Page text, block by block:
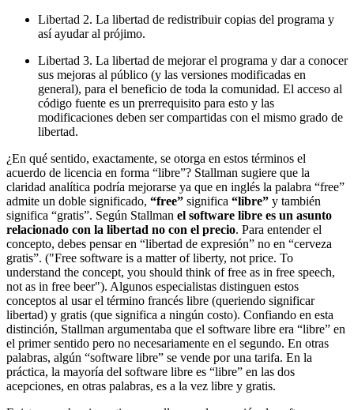
Libertad 2. La libertad de redistribuir copias del programa y
así ayudar al prójimo.
Libertad 3. La libertad de mejorar el programa y dar a conocer
sus mejoras al público (y las versiones modificadas en
general), para el beneficio de toda la comunidad. El acceso al
código fuente es un prerrequisito para esto y las
modificaciones deben ser compartidas con el mismo grado de
libertad.
¿En qué sentido, exactamente, se otorga en estos términos el
acuerdo de licencia en forma “libre”? Stallman sugiere que la
claridad analítica podría mejorarse ya que en inglés la palabra “free”
admite un doble significado, “free” significa “libre” y también
significa “gratis”. Según Stallman el software libre es un asunto
relacionado con la libertad no con el precio. Para entender el
concepto, debes pensar en “libertad de expresión” no en “cerveza
gratis”. ("Free software is a matter of liberty, not price. To
understand the concept, you should think of free as in free speech,
not as in free beer"). Algunos especialistas distinguen estos
conceptos al usar el término francés libre (queriendo significar
libertad) y gratis (que significa a ningún costo). Confiando en esta
distinción, Stallman argumentaba que el software libre era “libre” en
el primer sentido pero no necesariamente en el segundo. En otras
palabras, algún “software libre” se vende por una tarifa. En la
práctica, la mayoría del software libre es “libre” en las dos
acepciones, en otras palabras, es a la vez libre y gratis.